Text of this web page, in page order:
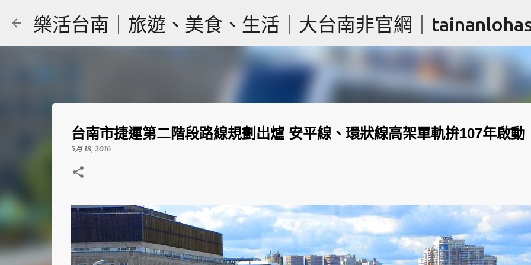
跳到主要內容
樂活台南｜旅遊、美食、生活｜大台南非官網｜
台南市捷運第二階段路線規劃出爐 安平線、環狀線高架單軌拚107年啟動
5月 18, 2016